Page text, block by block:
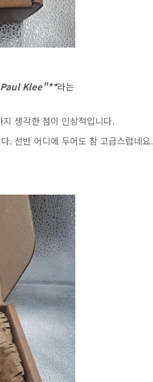
Klee"**라는
생각한 점이 인상적입니다.
. 선반 어디에 두어도 참 고급스럽네요.